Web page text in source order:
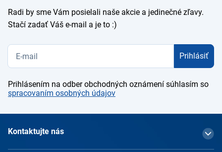
Radi by sme Vám posielali naše akcie a jedinečné zľavy.
Stačí zadať Váš e-mail a je to :)
Prihlásiť
Prihlásením na odber obchodných oznámení súhlasím so
spracovaním osobných údajov
Kontaktujte nás